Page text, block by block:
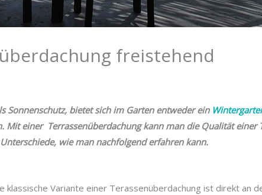
freistehend
Sonnenschutz, bietet sich im Garten entweder ein
Mit einer Terrassenüberdachung kann man die Qualität einer
wie man nachfolgend erfahren kann.
Variante einer Terassenüberdachung ist direkt an